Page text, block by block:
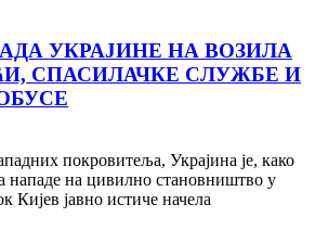
УКРАЈИНЕ НА ВОЗИЛА
СПАСИЛАЧКЕ СЛУЖБЕ И
покровитеља, Украјина је, како
нападе на цивилно становништво у
Кијев јавно истиче начела